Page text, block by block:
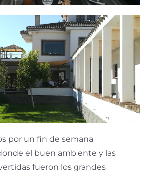
por un fin de semana
el buen ambiente y las
fueron los grandes